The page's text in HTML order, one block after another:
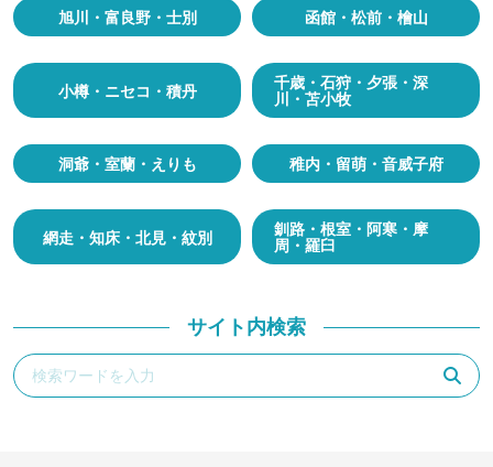
旭川・富良野・士別 函館・松前・檜山
小樽・ニセコ・積丹 千歳・石狩・夕張・深
川・苫小牧
洞爺・室蘭・えりも 稚内・留萌・音威子府
網走・知床・北見・紋別 釧路・根室・阿寒・摩
周・羅臼
サイト内検索